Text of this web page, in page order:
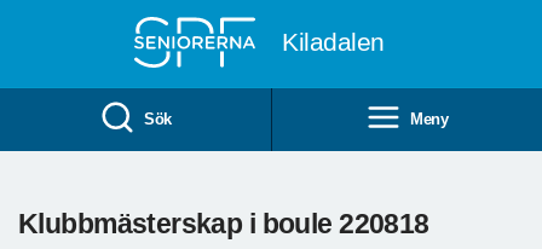
Kiladalen
Sök Meny
Klubbmästerskap i boule 220818